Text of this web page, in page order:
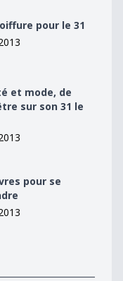
pour le 31
son 31 le jour J
et mode, de
sur son 31 le
pour se